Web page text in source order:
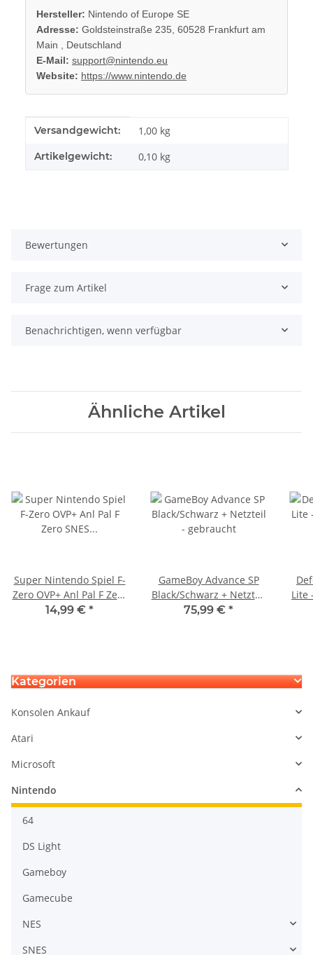
Hersteller: Nintendo of Europe SE
Adresse: Goldsteinstraße 235, 60528 Frankfurt am
Main , Deutschland
E-Mail: support@nintendo.eu
Website: https://www.nintendo.de
Produkteigenschaft
Wert
Versandgewicht: 1,00 kg
Artikelgewicht: 0,10 kg
Bewertungen
Frage zum Artikel
Benachrichtigen, wenn verfügbar
Ähnliche Artikel
Super Nintendo Spiel F-
Zero OVP+ Anl Pal F Zero
SNES Neuwertig TOP
14,99 € *
GameBoy Advance SP
Black/Schwarz + Netzteil
- gebraucht
75,99 € *
Lite
Kategorien
Konsolen Ankauf
Atari
Microsoft
Nintendo
64
DS Light
Gameboy
Gamecube
NES
SNES